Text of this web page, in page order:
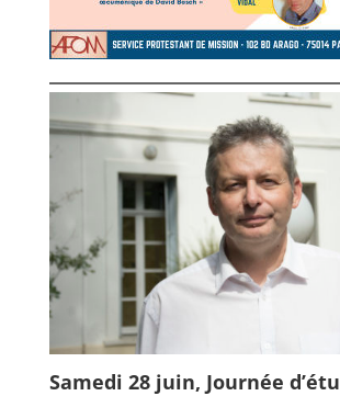
Samedi 28 juin, Journée